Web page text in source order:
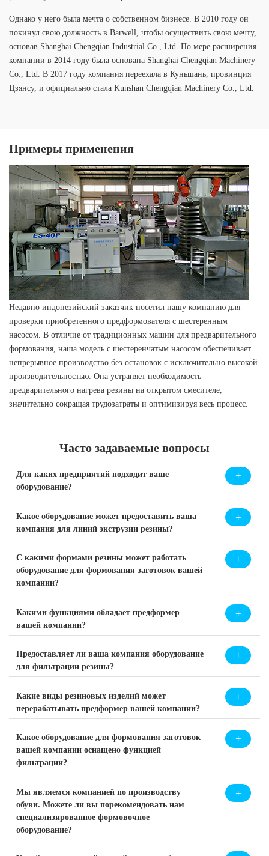
Однако у него была мечта о собственном бизнесе. В 2010 году он
покинул свою должность в Barwell, чтобы осуществить свою мечту,
основав Shanghai Chengqian Industrial Co., Ltd. По мере расширения
компании в 2014 году была основана Shanghai Chengqian Machinery
Co., Ltd. В 2017 году компания переехала в Куньшань, провинция
Цзянсу, и официально стала Kunshan Chengqian Machinery Co., Ltd.
Примеры применения
Недавно индонезийский заказчик посетил нашу компанию для
проверки приобретенного предформователя с шестеренным
насосом. В отличие от традиционных машин для предварительного
формования, наша модель с шестеренчатым насосом обеспечивает
непрерывное производство без остановок с исключительно высокой
производительностью. Она устраняет необходимость
предварительного нагрева резины на открытом смесителе,
значительно сокращая трудозатраты и оптимизируя весь процесс.
Часто задаваемые вопросы
Для каких предприятий подходит ваше
оборудование?
Какое оборудование может предоставить ваша
компания для линий экструзии резины?
С какими формами резины может работать
оборудование для формования заготовок вашей
компании?
Какими функциями обладает предформер
вашей компании?
Предоставляет ли ваша компания оборудование
для фильтрации резины?
Какие виды резиновых изделий может
перерабатывать предформер вашей компании?
Какое оборудование для формования заготовок
вашей компании оснащено функцией
фильтрации?
Мы являемся компанией по производству
обуви. Можете ли вы порекомендовать нам
специализированное формовочное
оборудование?